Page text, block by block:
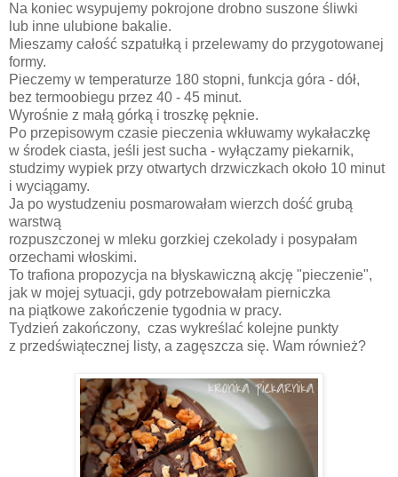
Na koniec wsypujemy pokrojone drobno suszone śliwki
lub inne ulubione bakalie.
Mieszamy całość szpatułką i przelewamy do przygotowanej
formy.
Pieczemy w temperaturze 180 stopni, funkcja góra - dół,
bez termoobiegu przez 40 - 45 minut.
Wyrośnie z małą górką i troszkę pęknie.
Po przepisowym czasie pieczenia wkłuwamy wykałaczkę
w środek ciasta, jeśli jest sucha - wyłączamy piekarnik,
studzimy wypiek przy otwartych drzwiczkach około 10 minut
i wyciągamy.
Ja po wystudzeniu posmarowałam wierzch dość grubą
warstwą
rozpuszczonej w mleku gorzkiej czekolady i posypałam
orzechami włoskimi.
To trafiona propozycja na błyskawiczną akcję "pieczenie",
jak w mojej sytuacji, gdy potrzebowałam pierniczka
na piątkowe zakończenie tygodnia w pracy.
Tydzień zakończony, czas wykreślać kolejne punkty
z przedświątecznej listy, a zagęszcza się. Wam również?